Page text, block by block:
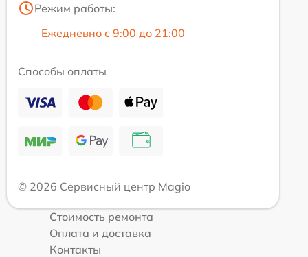
Режим работы:
Ежедневно с 9:00 до 21:00
Способы оплаты
© 2026 Сервисный центр Magio
Стоимость ремонта
Оплата и доставка
Контакты